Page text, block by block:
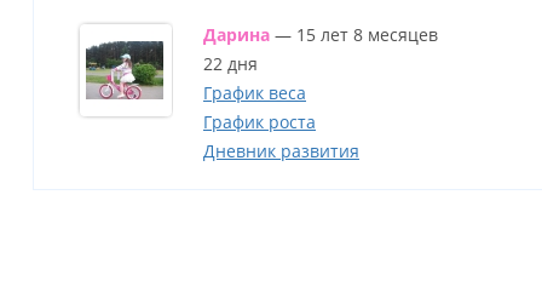
Дарина — 15 лет 8 месяцев
22 дня
График веса
График роста
Дневник развития